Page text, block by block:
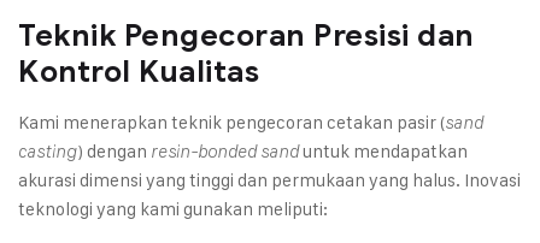
Teknik Pengecoran Presisi dan
Kontrol Kualitas
Kami menerapkan teknik pengecoran cetakan pasir (sand
casting) dengan resin-bonded sanduntuk mendapatkan
akurasi dimensi yang tinggi dan permukaan yang halus. Inovasi
teknologi yang kami gunakan meliputi: